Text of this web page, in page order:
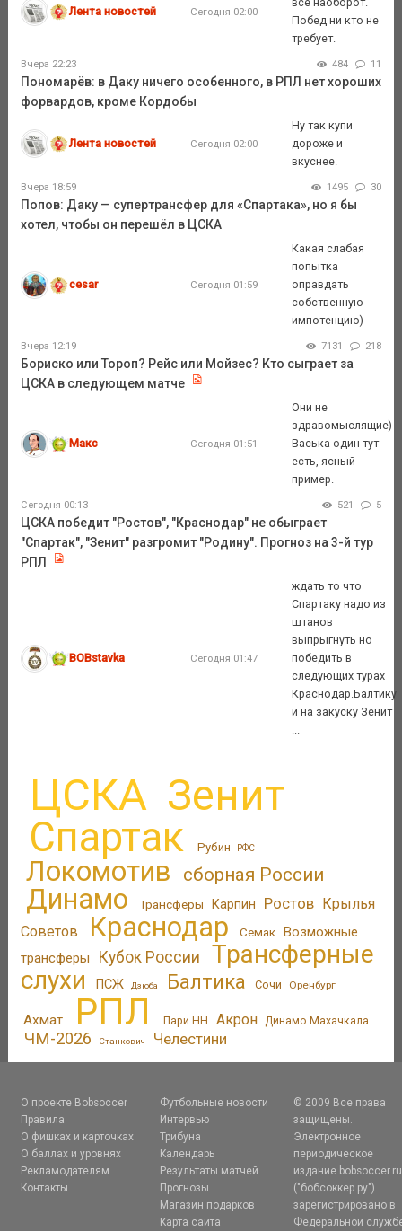
Лента новостей Сегодня 02:00
Побед ни кто не
требует.
Вчера 22:23 484 11
Пономарёв: в Даку ничего особенного, в РПЛ нет хороших
форвардов, кроме Кордобы
Лента новостей Сегодня 02:00
Ну так купи
дороже и
вкуснее.
Вчера 18:59 1495 30
Попов: Даку — супертрансфер для «Спартака», но я бы
хотел, чтобы он перешёл в ЦСКА
cesar Сегодня 01:59
Какая слабая
попытка
оправдать
собственную
импотенцию)
Вчера 12:19 7131 218
Бориско или Тороп? Рейс или Мойзес? Кто сыграет за
ЦСКА в следующем матче
Макс Сегодня 01:51
Они не
здравомыслящие)
Васька один тут
есть, ясный
пример.
Сегодня 00:13 521 5
ЦСКА победит "Ростов", "Краснодар" не обыграет
"Спартак", "Зенит" разгромит "Родину". Прогноз на 3-й тур
РПЛ
BOBstavka Сегодня 01:47
ждать то что
Спартаку надо из
штанов
выпрыгнуть но
победить в
следующих турах
Краснодар.Балтику
и на закуску Зенит
...
ЦСКА Зенит
Спартак Рубин РФС
Локомотив сборная России
Динамо Трансферы Карпин Ростов
Крылья
Советов
Краснодар Семак Возможные
трансферы
Кубок России
Трансферные
слухи
ПСЖ Дзюба Балтика Сочи Оренбург
Ахмат РПЛ Пари НН Акрон Динамо Махачкала
ЧМ-2026 Станкович Челестини
О проекте Bobsoccer
Правила
О фишках и карточках
О баллах и уровнях
Рекламодателям
Контакты
Футбольные новости
Интервью
Трибуна
Календарь
Результаты матчей
Прогнозы
Магазин подарков
Карта сайта
© 2009 Все права
защищены.
Электронное
периодическое
издание bobsoccer.ru
("бобсоккер.ру")
зарегистрировано в
Федеральной